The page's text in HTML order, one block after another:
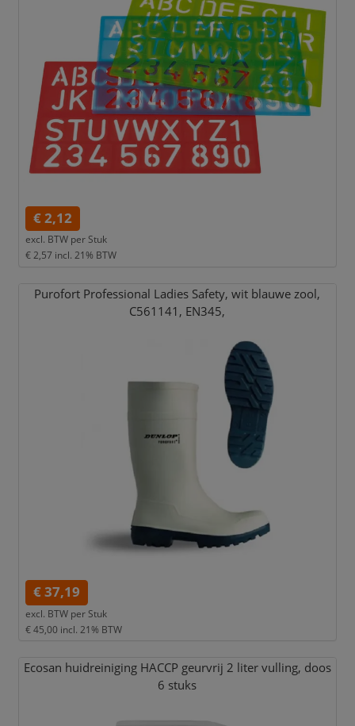
€ 2,12
excl. BTW per Stuk
€ 2,57 incl. 21% BTW
Purofort Professional Ladies Safety, wit blauwe zool,
C561141, EN345,
€ 37,19
excl. BTW per Stuk
€ 45,00 incl. 21% BTW
Ecosan huidreiniging HACCP geurvrij 2 liter vulling, doos
6 stuks